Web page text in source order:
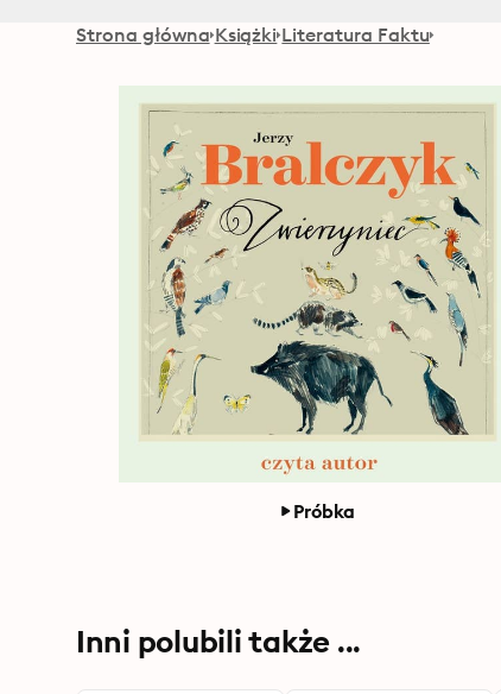
Strona główna Książki Literatura Faktu
Próbka
Inni polubili także ...